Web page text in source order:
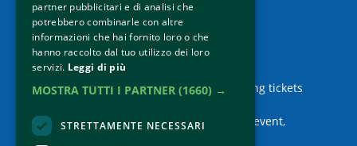
Contacts
For information and support in purchasing tickets
For information on the program and the event,
contact the
partner pubblicitari e di analisi che
potrebbero combinarle con altre
informazioni che hai fornito loro o che
hanno raccolto dal tuo utilizzo dei loro
servizi. Leggi di più
MOSTRA TUTTI I PARTNER (1660) →
STRETTAMENTE NECESSARI